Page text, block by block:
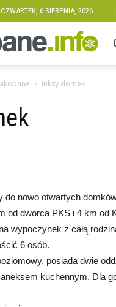
CZWARTEK, 6 SIERPNIA, 2026
Inksy domek
do nowo otwartych
od dworca PKS i 4 km od
wypoczynek z całą
6 osób.
posiada dwie
kuchennym. Dla